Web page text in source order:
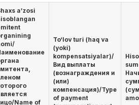
a’zosi
Name of
To‘lov turi (haq va
(yoki)
kompensatsiyalar)/
Вид выплаты
(вознаграждения и
(или)
компенсация)/Type
of payment